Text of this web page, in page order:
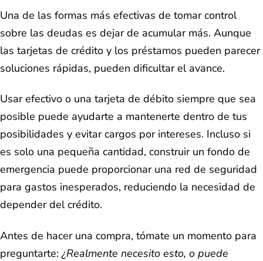
Una de las formas más efectivas de tomar control
sobre las deudas es dejar de acumular más. Aunque
las tarjetas de crédito y los préstamos pueden parecer
soluciones rápidas, pueden dificultar el avance.
Usar efectivo o una tarjeta de débito siempre que sea
posible puede ayudarte a mantenerte dentro de tus
posibilidades y evitar cargos por intereses. Incluso si
es solo una pequeña cantidad, construir un fondo de
emergencia puede proporcionar una red de seguridad
para gastos inesperados, reduciendo la necesidad de
depender del crédito.
Antes de hacer una compra, tómate un momento para
preguntarte: ¿Realmente necesito esto, o puede